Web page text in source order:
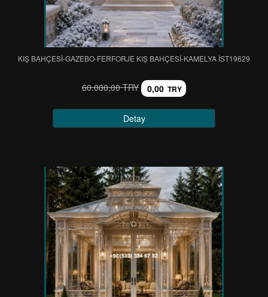
KIŞ BAHÇESİ-GAZEBO-FERFORJE KIŞ BAHÇESİ-KAMELYA IST19629
60.000,00 TRY 0,00 TRY
Detay